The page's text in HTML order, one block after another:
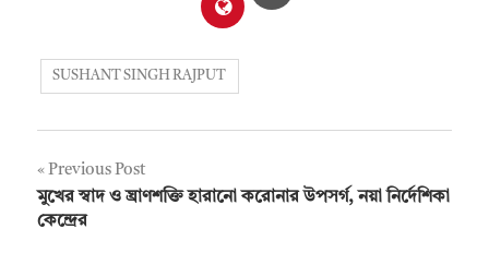
SUSHANT SINGH RAJPUT
Post
navigation
Previous Post
মুখের স্বাদ ও ঘ্রাণশক্তি হারানো করোনার উপসর্গ, নয়া নির্দেশিকা
কেন্দ্রের